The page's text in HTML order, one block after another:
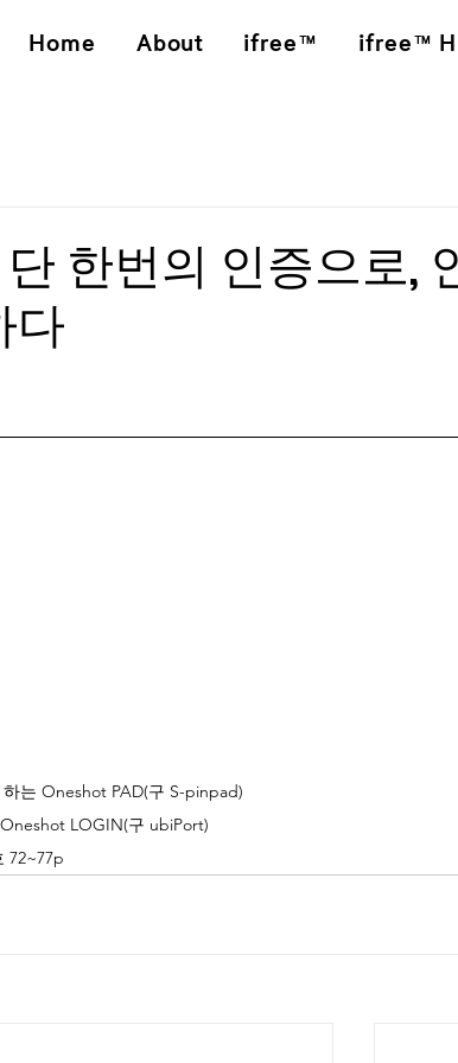
Home About ifree™ ifree™
한번의 인증으로,
다
는 Oneshot PAD(구 S-pinpad)
LOGIN(구 ubiPort)
72~77p